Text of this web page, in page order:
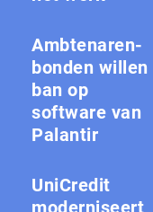
Amb­te­na­ren­
bon­den willen
ban op
software van
Palantir
UniCredit